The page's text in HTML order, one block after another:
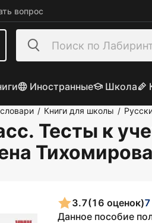
вопрос
Иностранные Школа
/ Книги для школы /
Тесты к
Тихомирова
3.7(16 оценок)
Данное пособие